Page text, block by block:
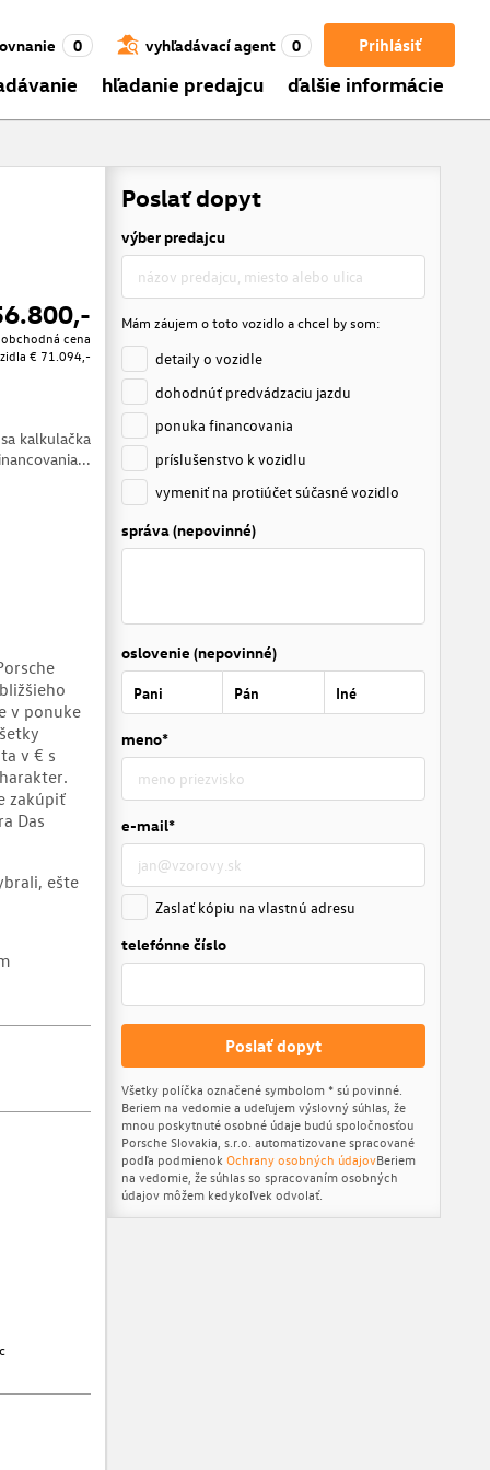
Prihlásiť
0 vyhľadávací agent 0
hľadanie predajcu ďalšie informácie
kalkulačka
cena
€ 71.094,-
v ponuke
v € s
zakúpiť
Das
ešte
Poslať dopyt
výber predajcu
Mám záujem o toto vozidlo a chcel by som:
detaily o vozidle
dohodnúť predvádzaciu jazdu
ponuka financovania
príslušenstvo k vozidlu
vymeniť na protiúčet súčasné vozidlo
správa (nepovinné)
oslovenie (nepovinné)
Pani Pán Iné
meno*
e-mail*
Zaslať kópiu na vlastnú adresu
telefónne číslo
Poslať dopyt
Všetky políčka označené symbolom * sú povinné.
Beriem na vedomie a udeľujem výslovný súhlas, že
mnou poskytnuté osobné údaje budú spoločnosťou
Porsche Slovakia, s.r.o. automatizovane spracované
podľa podmienokOchrany osobných údajovBeriem
na vedomie, že súhlas so spracovaním osobných
údajov môžem kedykoľvek odvolať.